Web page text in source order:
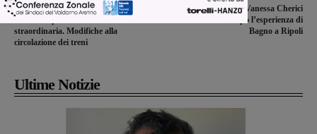
Galleria di San Donato: RFI
interviene per lavori di manutenzione
straordinaria. Modifiche alla
circolazione dei treni
La schiacciatrice Vanessa Cherici
torna a casa dopo l’esperienza di
Bagno a Ripoli
Ultime Notizie